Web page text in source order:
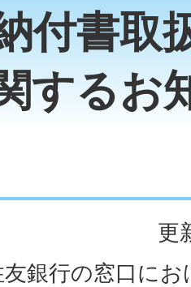
付書取
するお
更
銀行の窓口にお